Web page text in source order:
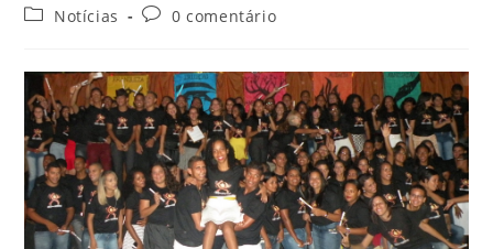
Notícias
0 comentário